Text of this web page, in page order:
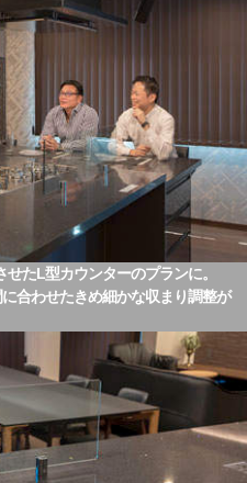
たL型カウンターのプランに。
合わせたきめ細かな収まり調整が